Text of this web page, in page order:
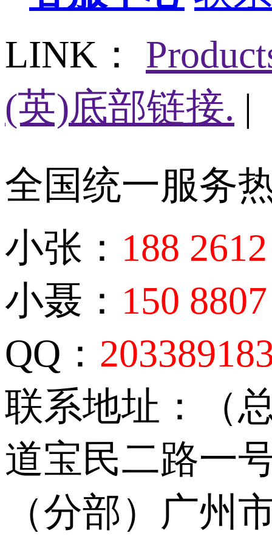
LINK：
(英)底部链接. |
全国统一服务
小张： 188
小聂： 150
QQ：
联系地址：（
道宝民二路一
（分部）广州